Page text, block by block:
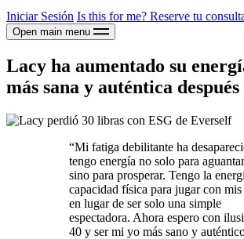
Iniciar Sesión Is this for me? Reserve tu
Open main menu
Lacy ha aumentado su
más sana y auténtica
“Mi fatiga debilitante ha
tengo energía no solo para
sino para prosperar. Tengo la
capacidad física para jugar con
en lugar de ser solo una simple
espectadora. Ahora espero con
40 y ser mi yo más sano y